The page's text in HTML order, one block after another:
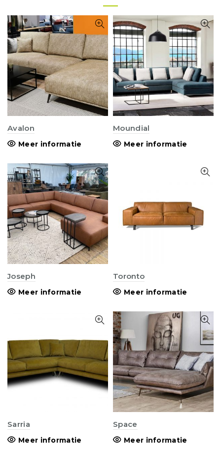
Avalon
Meer informatie
Moundial
Meer informatie
Joseph
Meer informatie
Toronto
Meer informatie
Sarria
Meer informatie
Space
Meer informatie